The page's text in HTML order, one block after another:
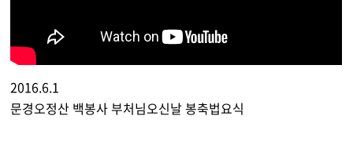
2016.6.1
문경오정산 백봉사 부처님오신날 봉축법요식